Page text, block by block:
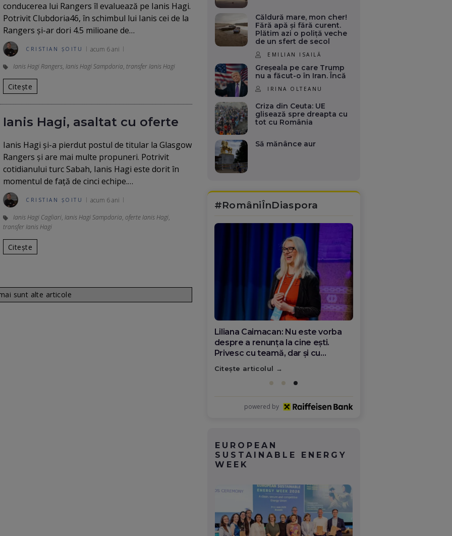
conducerea lui Rangers îl evaluează pe Ianis Hagi.
Potrivit Clubdoria46, în schimbul lui Ianis cei de la
Rangers și-ar dori 4.5 milioane de…
CRISTIAN ȘOITU acum 6 ani
Ianis Hagi Rangers, Ianis Hagi Sampdoria, transfer Ianis Hagi
Citește
Ianis Hagi, asaltat cu oferte
Ianis Hagi și-a pierdut postul de titular la Glasgow
Rangers și are mai multe propuneri. Potrivit
cotidianului turc Sabah, Ianis Hagi este dorit în
momentul de față de cinci echipe.…
CRISTIAN ȘOITU acum 6 ani
Ianis Hagi Cagliari, Ianis Hagi Sampdoria, oferte Ianis Hagi,
transfer Ianis Hagi
Citește
sunt alte articole
Căldură mare, mon cher!
Fără apă și fără curent.
Plătim azi o poliță veche
de un sfert de secol
EMILIAN ISAILĂ
Greșeala pe care Trump
nu a făcut-o în Iran. Încă
IRINA OLTEANU
Criza din Ceuta: UE
glisează spre dreapta cu
tot cu România
Să mănânce aur
#RomâniÎnDiaspora
Diana Olar, românca de la Google
care demonstrează că diaspora
poate schimba România
Citește articolul
powered by
EUROPEAN
SUSTAINABLE ENERGY
WEEK